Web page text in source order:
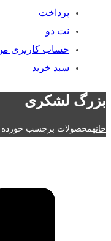
پرداخت
نت دو
حساب کاربری
سبد خرید
بزرگ لشکری
خانهمحصولات برچسب خورده